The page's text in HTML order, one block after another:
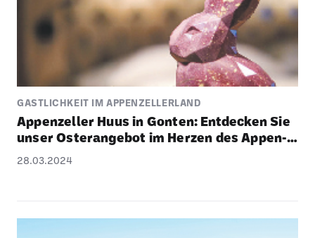
GASTLICHKEIT IM APPENZELLERLAND
Appen­zeller Huus in Gonten: Entde­cken Sie
unser Oster­an­gebot im Herzen des Appen­
zel­ler­lands!
28.03.2024